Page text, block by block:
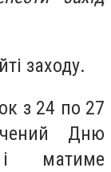
заходу.
з 24 по 27
Дню
і матиме